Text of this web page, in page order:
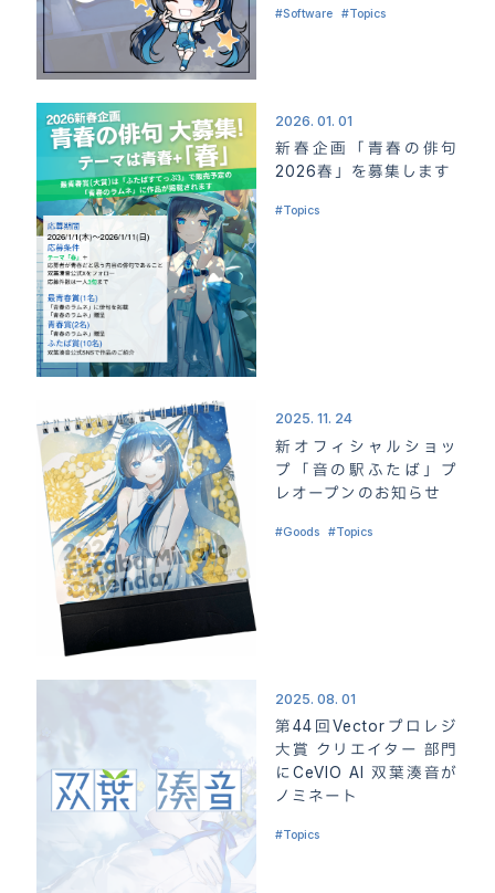
ホーム HOME
お知らせ NEWS
キャラクター“双葉湊音” CHARACTER
製品情報 PACKAGE
素材集 MATERIAL
利用規約 GUIDELINE
オフィシャルショップ SHOP
お問い合わせ CONTACT
Software Topics
2026. 01. 01
新春企画「青春の俳句
2026春」を募集します
Topics
2025. 11. 24
新オフィシャルショッ
プ「音の駅ふたば」プ
レオープンのお知らせ
Goods Topics
2025. 08. 01
第44回Vectorプロレジ
大賞 クリエイター 部門
にCeVIO AI 双葉湊音が
ノミネート
Topics